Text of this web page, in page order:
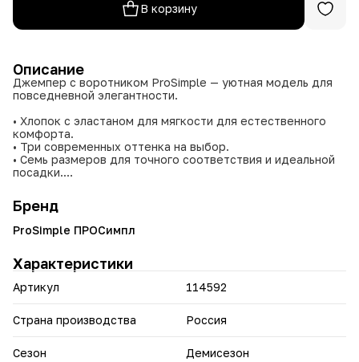
В корзину
Описание
Джемпер с воротником ProSimple — уютная модель для
повседневной элегантности.
• Хлопок с эластаном для мягкости для естественного
комфорта.
• Три современных оттенка на выбор.
• Семь размеров для точного соответствия и идеальной
посадки.
и ситуаций.
Дополните гардероб джемпером ProSimple — тепло и
уют в каждой детали.
Бренд
ProSimple ПРОСимпл
Характеристики
Артикул 114592
Страна производства Россия
Сезон Демисезон